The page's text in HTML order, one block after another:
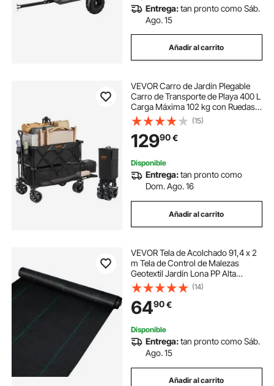
Entrega:tan pronto como Sáb.
Ago. 15
Añadir al carrito
VEVOR Carro de Jardín Plegable
Carro de Transporte de Playa 400 L
Carga Máxima 102 kg con Ruedas
Soporte para Bebidas, Carro
Deportivo Resistente para
Camping, Compras, Jardín,
Exterior, Negro
(15)
12990€
Disponible
Entrega:tan pronto como
Dom. Ago. 16
Añadir al carrito
VEVOR Tela de Acolchado 91,4 x 2
m Tela de Control de Malezas
Geotextil Jardín Lona PP Alta
Permeabilidad Densidad
Subyacente Textil para Cubierta del
Suelo Jardinería Agricultura Huerto,
Negro
(14)
6490€
Disponible
Entrega:tan pronto como Sáb.
Ago. 15
Añadir al carrito